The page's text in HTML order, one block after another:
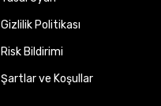
Gizlilik Politikası
Risk Bildirimi
Şartlar ve Koşullar